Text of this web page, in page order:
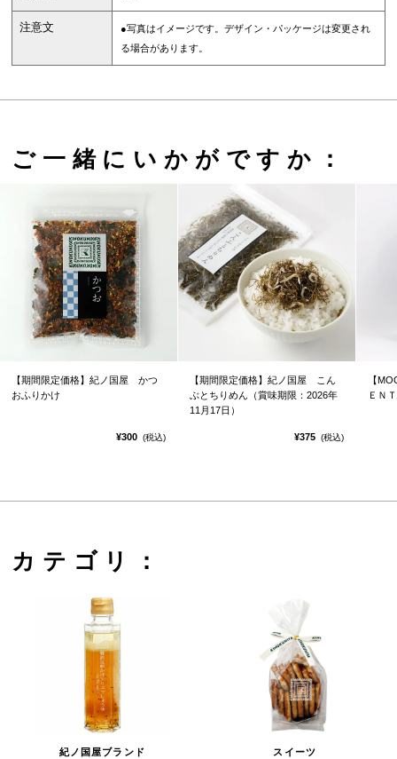
注意文
●写真はイメージです。デザイン・パッケージは変更され
る場合があります。
ご一緒にいかがですか：
【期間限定価格】紀ノ国屋 かつ
おふりかけ
¥300 (税込)
【期間限定価格】紀ノ国屋 こん
ぶとちりめん（賞味期限：2026年
11月17日）
¥375 (税込)
【
ＥＮ
カテゴリ：
紀ノ国屋ブランド スイーツ